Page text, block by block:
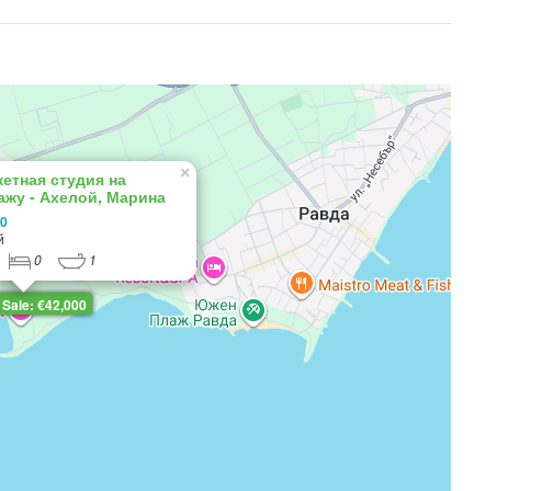
Sale: €42,000
студия на
- Ахелой, Марина
0 1
×